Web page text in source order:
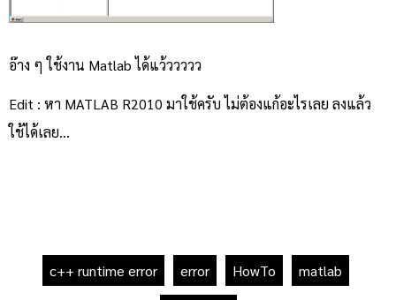
อ๊าง ๆ ใช้งาน Matlab ได้แว้ววววว
Edit : หา MATLAB R2010 มาใช้ครับ ไม่ต้องแก้อะไรเลย ลงแล้ว
ใช้ได้เลย…
c++ runtime error error HowTo matlab